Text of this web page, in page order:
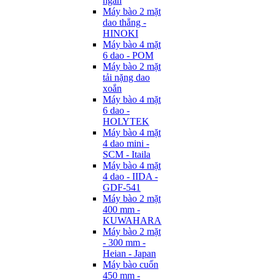
Máy bào 2 mặt
dao thẳng -
HINOKI
Máy bào 4 mặt
6 dao - POM
Máy bào 2 mặt
tải nặng dao
xoắn
Máy bào 4 mặt
6 dao -
HOLYTEK
Máy bào 4 mặt
4 dao mini -
SCM - Itaila
Máy bào 4 mặt
4 dao - IIDA -
GDF-541
Máy bào 2 mặt
400 mm -
KUWAHARA
Máy bào 2 mặt
- 300 mm -
Heian - Japan
Máy bào cuốn
450 mm -